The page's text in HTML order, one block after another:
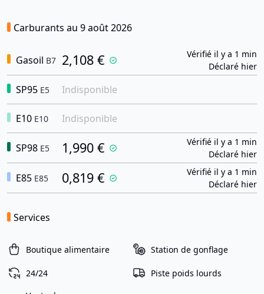
Carburants au 9 août 2026
Gasoil B7 2,108 €
Vérifié il y a 1 min
Déclaré hier
SP95 E5 Indisponible
E10 E10 Indisponible
SP98 E5 1,990 €
Vérifié il y a 1 min
Déclaré hier
E85 E85 0,819 €
Vérifié il y a 1 min
Déclaré hier
Services
Boutique alimentaire Station de gonflage
24/24 Piste poids lourds